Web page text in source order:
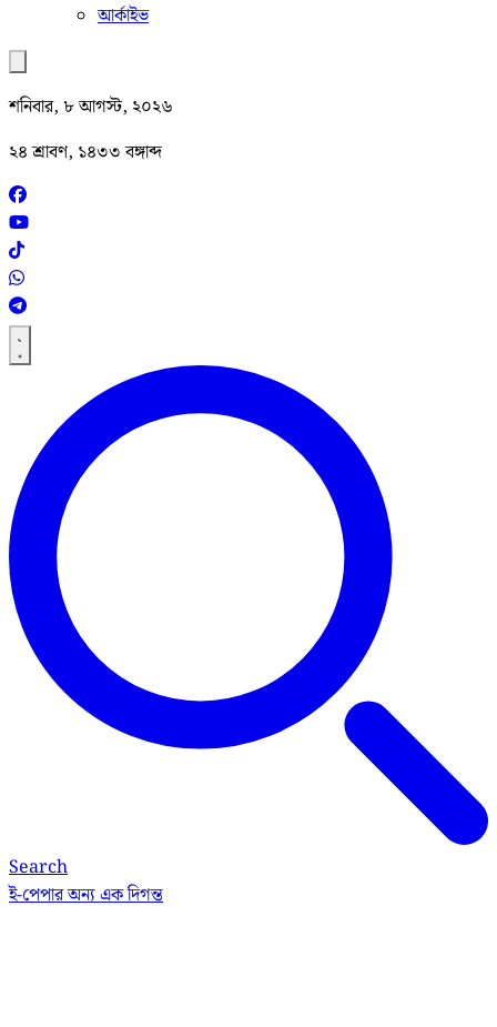
আর্কাইভ
শনিবার, ৮ আগস্ট, ২০২৬
২৪ শ্রাবণ, ১৪৩৩ বঙ্গাব্দ
Search
ই-পেপারঅন্য এক দিগন্ত